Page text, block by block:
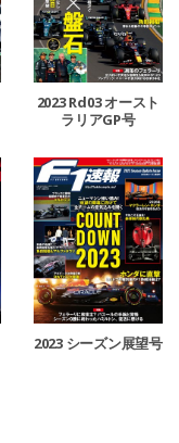
2023 Rd03 オースト
ラリアGP号
2023 シーズン展望号